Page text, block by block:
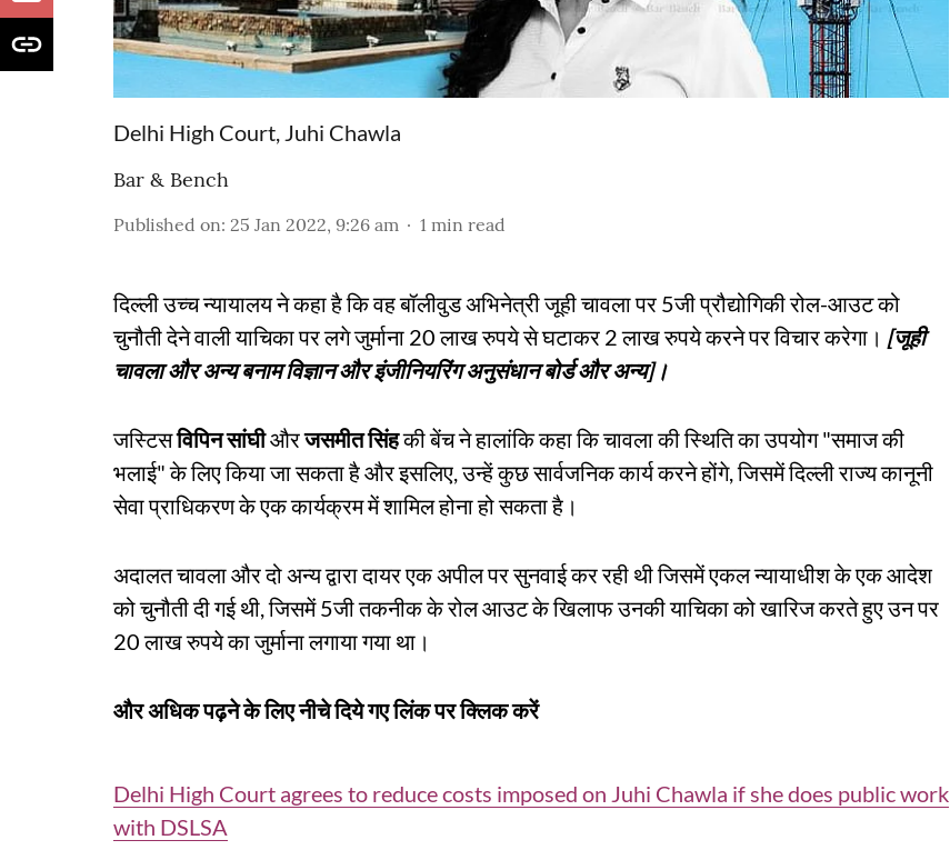
Delhi High Court, Juhi Chawla
Bar & Bench
Published on: 25 Jan 2022, 9:26 am 1 min read
दिल्ली उच्च न्यायालय ने कहा है कि वह बॉलीवुड अभिनेत्री जूही चावला पर 5जी प्रौद्योगिकी रोल-आउट को
चुनौती देने वाली याचिका पर लगे जुर्माना 20 लाख रुपये से घटाकर 2 लाख रुपये करने पर विचार करेगा। [जूही
चावला और अन्य बनाम विज्ञान और इंजीनियरिंग अनुसंधान बोर्ड और अन्य]।
जस्टिसविपिन सांघीऔरजसमीत सिंहकी बेंच ने हालांकि कहा कि चावला की स्थिति का उपयोग "समाज की
भलाई" के लिए किया जा सकता है और इसलिए, उन्हें कुछ सार्वजनिक कार्य करने होंगे, जिसमें दिल्ली राज्य कानूनी
सेवा प्राधिकरण के एक कार्यक्रम में शामिल होना हो सकता है।
अदालत चावला और दो अन्य द्वारा दायर एक अपील पर सुनवाई कर रही थी जिसमें एकल न्यायाधीश के एक आदेश
को चुनौती दी गई थी, जिसमें 5जी तकनीक के रोल आउट के खिलाफ उनकी याचिका को खारिज करते हुए उन पर
20 लाख रुपये का जुर्माना लगाया गया था।
और अधिक पढ़ने के लिए नीचे दिये गए लिंक पर क्लिक करें
Delhi High Court agrees to reduce costs imposed on Juhi Chawla if she does public work
with DSLSA